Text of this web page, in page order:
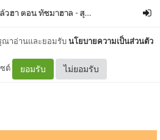
ณาอ่านและยอมรับนโยบายความเป็นส่วนตัว
ซต์ ยอมรับ ไม่ยอมรับ
รู้อะไรไม่สู้รู้แล้วฮา ตอน ทัชมาฮาล - สุสานจิ๋นซี - พีระมิด –
ชมาฮาล